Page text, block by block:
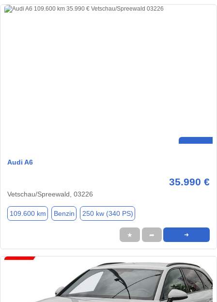
Audi A6
35.990 €
Vetschau/Spreewald, 03226
109.600 km Benzin 250 kw (340 PS)
★ ➦ ➜